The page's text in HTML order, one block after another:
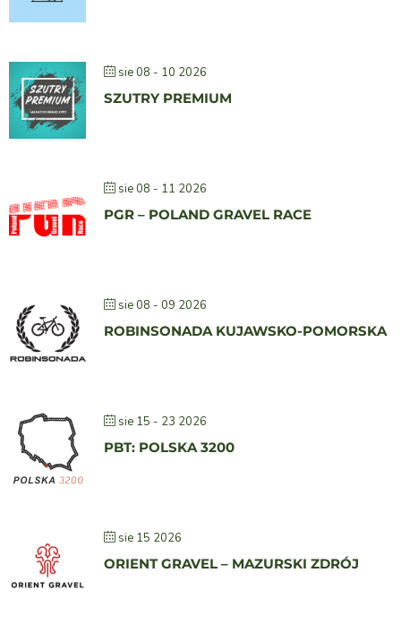
sie 08 - 10 2026
SZUTRY PREMIUM
sie 08 - 11 2026
PGR – POLAND GRAVEL RACE
sie 08 - 09 2026
ROBINSONADA KUJAWSKO-POMORSKA
sie 15 - 23 2026
PBT: POLSKA 3200
sie 15 2026
ORIENT GRAVEL – MAZURSKI ZDRÓJ